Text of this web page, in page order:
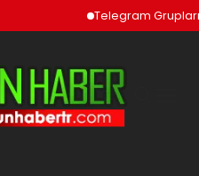
Telegram Grupları